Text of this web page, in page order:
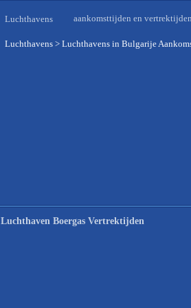
Luchthavens aankomsttijden en
Luchthavens > Luchthavens in Bulgarije
Luchthaven Boergas Vertrektijden